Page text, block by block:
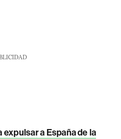
expulsar a España de la